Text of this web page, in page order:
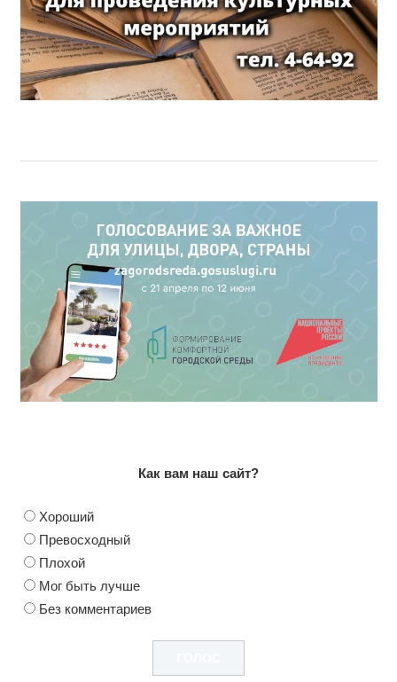
Как вам наш сайт?
Хороший
Превосходный
Плохой
Мог быть лучше
Без комментариев